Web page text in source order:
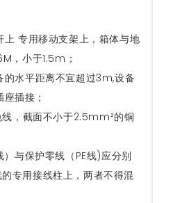
专用移动支架上，箱体与地
，小于1.5m；
水平距离不宜超过3m,设备
插接；
，截面不小于2.5mm²的铜
与保护零线（PE线)应分别
专用接线柱上，两者不得混